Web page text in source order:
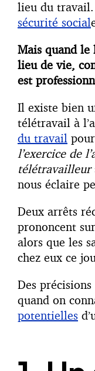
lieu du
sécurité social
Mais quand le
lieu de vie,
est
Il existe bien
télétravail à
du travail
l’exercice de
télétravailleur
nous éclaire
Deux arrêts
prononcent
alors que les
chez eux ce
Des
quand on
potentielles